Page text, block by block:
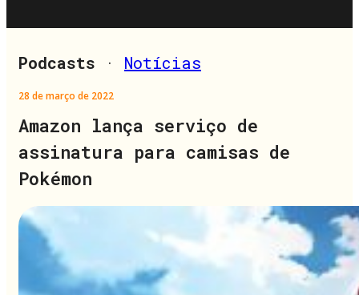
Podcasts · Notícias
28 de março de 2022
Amazon lança serviço de
assinatura para camisas de
Pokémon